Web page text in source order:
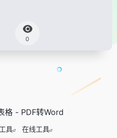
0
格 - PDF转Word
具 在线工具